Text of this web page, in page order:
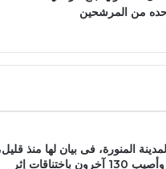
من المرشحين
إثر